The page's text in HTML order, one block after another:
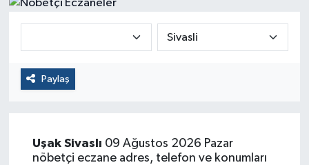
Paylaş
Uşak Sivaslı 09 Ağustos 2026 Pazar
nöbetçi eczane adres, telefon ve konumları
Kültür ve Sanat
Magazin
Sağlık
Son Dakika Haberleri
Haber Arşivi